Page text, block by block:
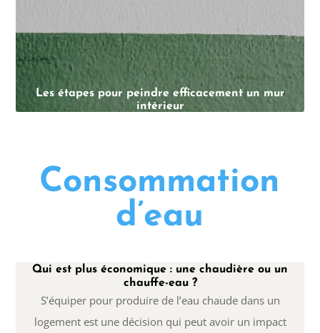
Les étapes pour peindre efficacement un mur
intérieur
Consommation
d’eau
Qui est plus économique : une chaudière ou un
chauffe-eau ?
S’équiper pour produire de l’eau chaude dans un
logement est une décision qui peut avoir un impact